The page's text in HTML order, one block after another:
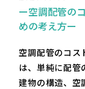
ー空調配管の
めの考え方ー
空調配管のコス
は、単純に配管
建物の構造、空